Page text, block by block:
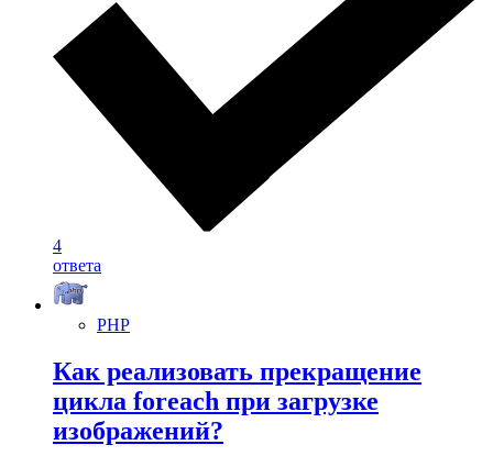
4
ответа
PHP
Как реализовать прекращение
цикла foreach при загрузке
изображений?